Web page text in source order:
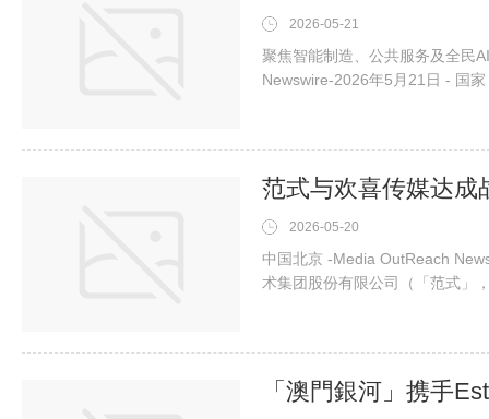
2026-05-21
聚焦智能制造、公共服务及全民
Newswire-2026年5月21日 - 国
局今日再度举办“AI with HKPC”
范式与欢喜传媒达成
2026-05-20
中国北京 -Media OutReach
术集团股份有限公司（「范式」
根据协议，双方拟成立合资公司